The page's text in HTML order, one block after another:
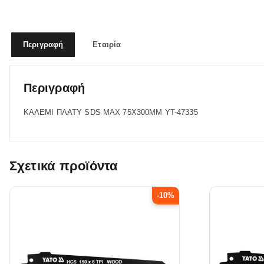
Περιγραφή Εταιρία
Περιγραφή
ΚΑΛΕΜΙ ΠΛΑΤΥ SDS MAX 75X300MM YT-47335
Σχετικά προϊόντα
-10%